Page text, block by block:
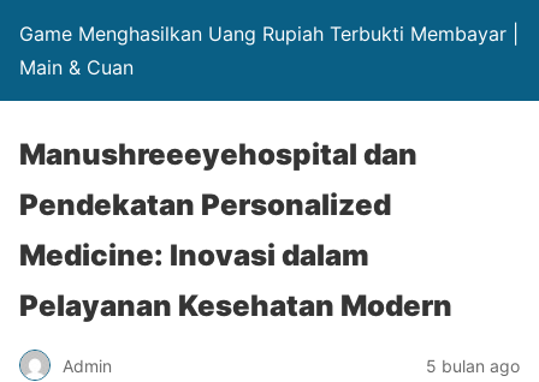
Game Menghasilkan Uang Rupiah Terbukti Membayar |
Main & Cuan
Manushreeeyehospital dan
Pendekatan Personalized
Medicine: Inovasi dalam
Pelayanan Kesehatan Modern
Admin 5 bulan ago